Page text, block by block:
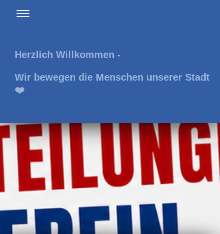
Herzlich Willkommen -
Wir bewegen die Menschen unserer Stadt
❤️